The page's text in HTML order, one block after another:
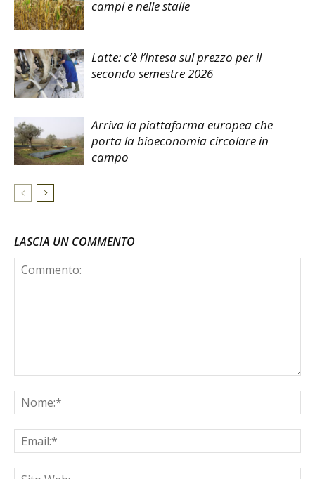
campi e nelle stalle
Latte: c’è l’intesa sul prezzo per il
secondo semestre 2026
Arriva la piattaforma europea che
porta la bioeconomia circolare in
campo
LASCIA UN COMMENTO